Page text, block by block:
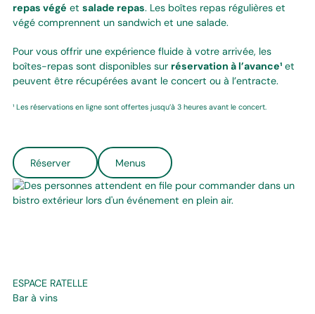
repas végé et salade repas. Les boîtes repas régulières et
végé comprennent un sandwich et une salade.
Pour vous offrir une expérience fluide à votre arrivée, les
boîtes-repas sont disponibles sur réservation à l’avance¹et
peuvent être récupérées avant le concert ou à l’entracte.
¹ Les réservations en ligne sont offertes jusqu’à 3 heures avant le concert.
Réserver Menus
ESPACE RATELLE
Bar à vins